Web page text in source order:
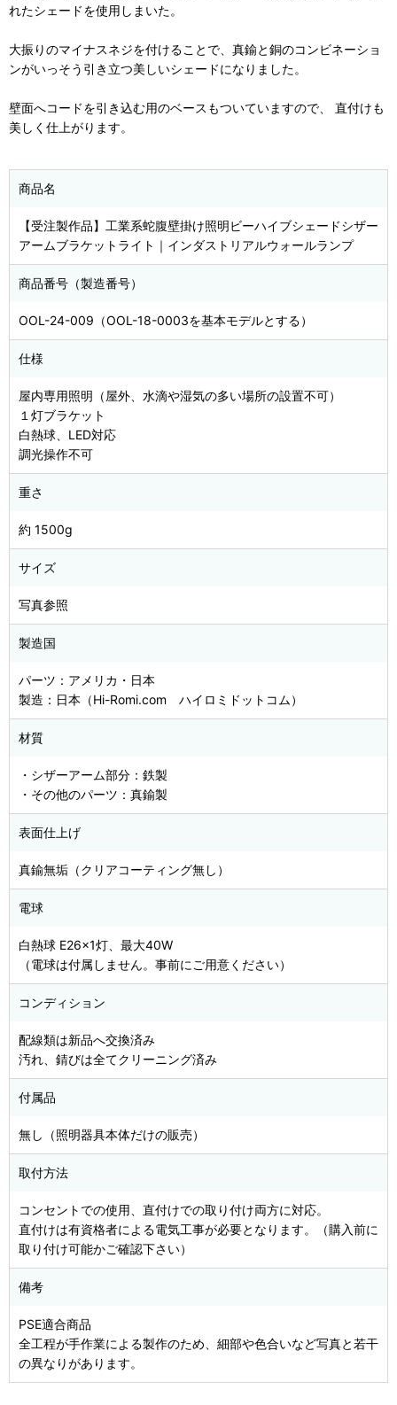
れたシェードを使用しまいた。
大振りのマイナスネジを付けることで、真鍮と銅のコンビネーショ
ンがいっそう引き立つ美しいシェードになりました。
壁面へコードを引き込む用のベースもついていますので、 直付けも
美しく仕上がります。
商品名
【受注製作品】工業系蛇腹壁掛け照明ビーハイブシェードシザー
アームブラケットライト｜インダストリアルウォールランプ
商品番号（製造番号）
OOL-24-009（OOL-18-0003を基本モデルとする）
仕様
屋内専用照明（屋外、水滴や湿気の多い場所の設置不可）
１灯ブラケット
白熱球、LED対応
調光操作不可
重さ
約 1500g
サイズ
写真参照
製造国
パーツ：アメリカ・日本
製造：日本（Hi-Romi.com ハイロミドットコム）
材質
・シザーアーム部分：鉄製
・その他のパーツ：真鍮製
表面仕上げ
真鍮無垢（クリアコーティング無し）
電球
白熱球 E26×1灯、最大40W
（電球は付属しません。事前にご用意ください）
コンディション
配線類は新品へ交換済み
汚れ、錆びは全てクリーニング済み
付属品
無し（照明器具本体だけの販売）
取付方法
コンセントでの使用、直付けでの取り付け両方に対応。
直付けは有資格者による電気工事が必要となります。（購入前に
取り付け可能かご確認下さい）
備考
PSE適合商品
全工程が手作業による製作のため、細部や色合いなど写真と若干
の異なりがあります。